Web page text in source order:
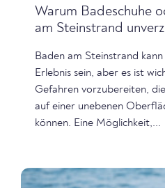
Warum Badeschuhe
am Steinstrand
Baden am Steinstrand kann
Erlebnis sein, aber es ist
Gefahren vorzubereiten,
auf einer unebenen
können. Eine Möglichkeit,...